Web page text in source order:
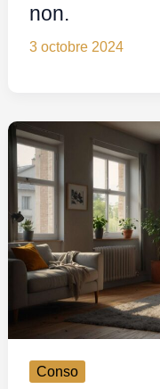
non.
3 octobre 2024
Conso